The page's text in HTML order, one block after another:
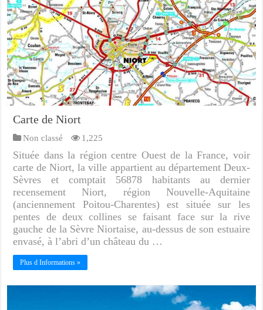
Carte de Niort
Non classé 1,225
Située dans la région centre Ouest de la France, voir
carte de Niort, la ville appartient au département Deux-
Sèvres et comptait 56878 habitants au dernier
recensement Niort, région Nouvelle-Aquitaine
(anciennement Poitou-Charentes) est située sur les
pentes de deux collines se faisant face sur la rive
gauche de la Sèvre Niortaise, au-dessus de son estuaire
envasé, à l’abri d’un château du …
Plus d Informations »